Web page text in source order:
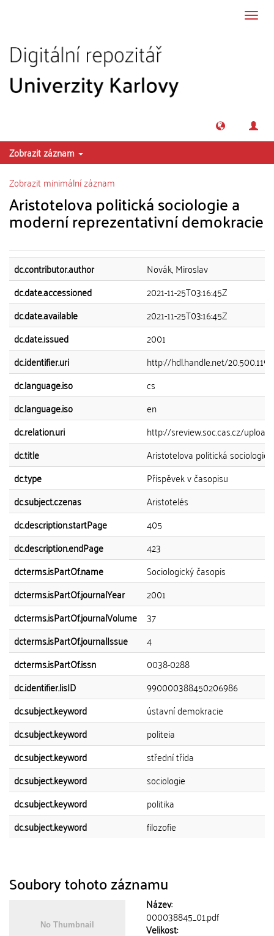
Zobrazit záznam
Zobrazit minimální záznam
Aristotelova politická sociologie a
moderní reprezentativní demokracie
dc.contributor.author
Novák, Miroslav
dc.date.accessioned
2021-11-25T03:16:45Z
dc.date.available
2021-11-25T03:16:45Z
dc.date.issued
2001
dc.identifier.uri
http://hdl.handle.net/
dc.language.iso
cs
dc.language.iso
en
dc.relation.uri
http://sreview.soc.cas.cz/
dc.title
Aristotelova politická
dc.type
Příspěvek v časopisu
dc.subject.czenas
Aristotelés
dc.description.startPage
405
dc.description.endPage
423
dcterms.isPartOf.name
Sociologický časopis
dcterms.isPartOf.journalYear
2001
dcterms.isPartOf.journalVolume 37
dcterms.isPartOf.journalIssue
4
dcterms.isPartOf.issn
0038-0288
dc.identifier.lisID
990000388450206986
dc.subject.keyword
ústavní demokracie
dc.subject.keyword
politeia
dc.subject.keyword
střední třída
dc.subject.keyword
sociologie
dc.subject.keyword
politika
dc.subject.keyword
filozofie
Soubory tohoto záznamu
Název:
000038845_01.pdf
Velikost: